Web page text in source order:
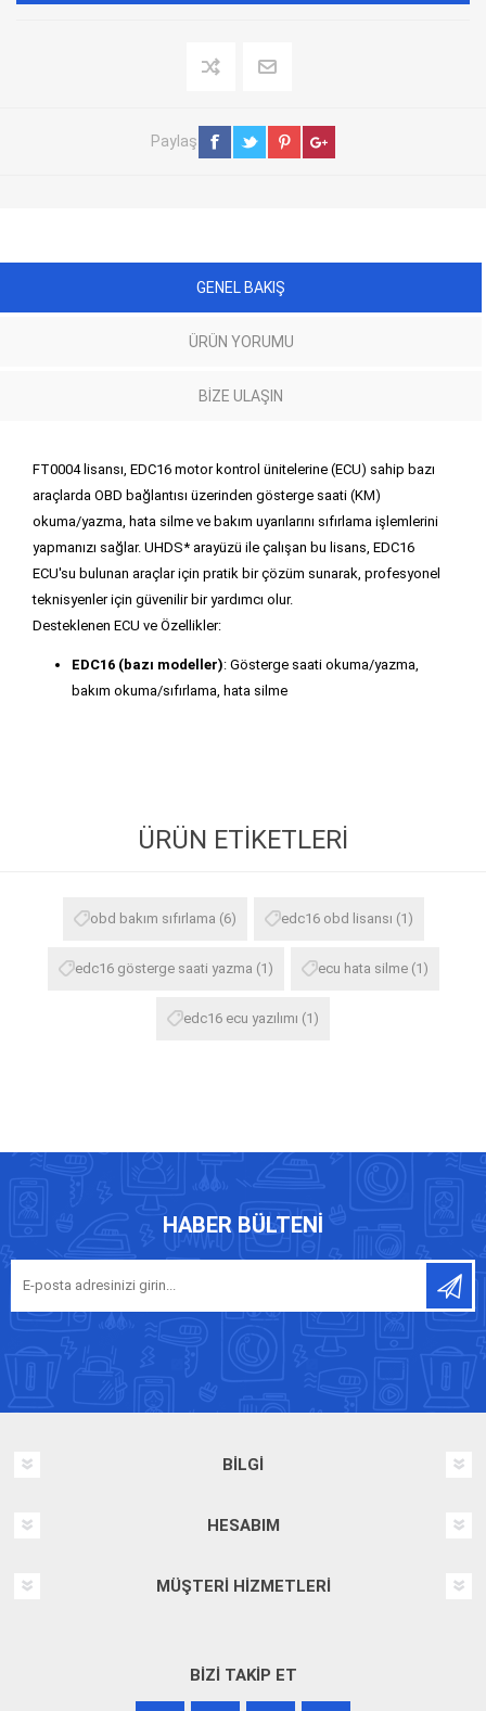
Paylaş
GENEL BAKIŞ
ÜRÜN YORUMU
BIZE ULAŞIN
FT0004 lisansı, EDC16 motor kontrol ünitelerine (ECU) sahip bazı
araçlarda OBD bağlantısı üzerinden gösterge saati (KM)
okuma/yazma, hata silme ve bakım uyarılarını sıfırlama işlemlerini
yapmanızı sağlar. UHDS* arayüzü ile çalışan bu lisans, EDC16
ECU'su bulunan araçlar için pratik bir çözüm sunarak, profesyonel
teknisyenler için güvenilir bir yardımcı olur.
Desteklenen ECU ve Özellikler:
EDC16 (bazı modeller): Gösterge saati okuma/yazma,
bakım okuma/sıfırlama, hata silme
ÜRÜN ETIKETLERI
obd bakım sıfırlama (6) edc16 obd lisansı (1)
edc16 gösterge saati yazma (1) ecu hata silme (1)
edc16 ecu yazılımı (1)
HABER BÜLTENI
BILGI
HESABIM
MÜŞTERI HIZMETLERI
BIZI TAKIP ET